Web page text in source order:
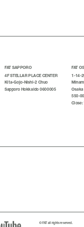
FAT SAPPORO
4F STELLAR PLACE CENTER
Kita-Gojo-Nishi-2 Chuo
Sapporo Hokkaido 0600005
FAT
1-14-
550-
Close:
© FAT all rights reserved.